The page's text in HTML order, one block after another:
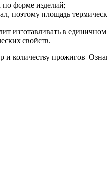
по форме изделий;
поэтому площадь
изготавливать в
свойств.
и количеству прожигов.